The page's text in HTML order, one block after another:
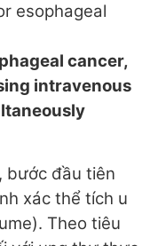
esophageal
cancer,
intravenous
bước đầu tiên
xác thể tích u
Theo tiêu